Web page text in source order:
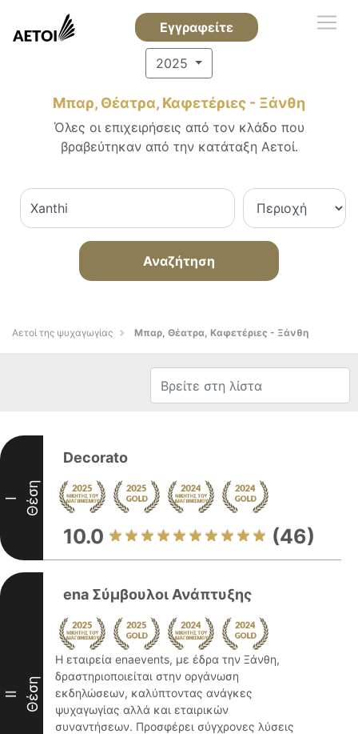
Εγγραφείτε
2025
Μπαρ, Θέατρα, Καφετέριες - Ξάνθη
Όλες οι επιχειρήσεις από τον κλάδο που
βραβεύτηκαν από την κατάταξη Αετοί.
Αναζήτηση
Αετοί της ψυχαγωγίας Μπαρ, Θέατρα, Καφετέριες - Ξάνθη
I Θέση
Decorato
10.0 (46)
II Θέση
ena Σύμβουλοι Ανάπτυξης
Η εταιρεία enaevents, με έδρα την Ξάνθη,
δραστηριοποιείται στην οργάνωση
εκδηλώσεων, καλύπτοντας ανάγκες
ψυχαγωγίας αλλά και εταιρικών
συναντήσεων. Προσφέρει σύγχρονες λύσεις